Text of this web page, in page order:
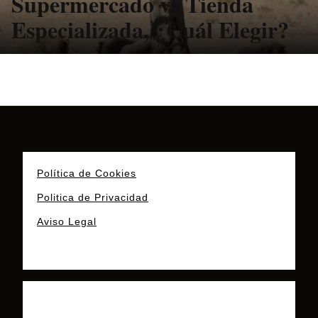
Especializada, ¿Cuál Elegir?
Política de Cookies
Politica de Privacidad
Aviso Legal